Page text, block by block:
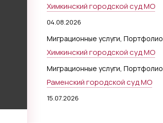
Химкинский городской суд МО
04.08.2026
Миграционные услуги, Портфолио
Химкинский городской суд МО
Миграционные услуги, Портфолио
Раменский городской суд МО
15.07.2026